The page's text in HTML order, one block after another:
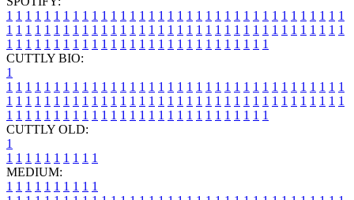
1 1 1 1 1 1 1 1 1 1 1 1 1 1 1 1 1 1 1 1 1 1 1 1 1 1 1 1 1 1 1 1 1 1 1 1
1 1 1 1 1 1 1 1 1 1 1 1 1 1 1 1 1 1 1 1 1 1 1 1 1 1 1 1 1 1 1 1 1 1 1 1
1 1 1 1 1 1 1 1 1 1 1 1 1 1 1 1 1 1 1 1 1 1 1 1 1 1 1 1
CUTTLY BIO:
1
1 1 1 1 1 1 1 1 1 1 1 1 1 1 1 1 1 1 1 1 1 1 1 1 1 1 1 1 1 1 1 1 1 1 1 1
1 1 1 1 1 1 1 1 1 1 1 1 1 1 1 1 1 1 1 1 1 1 1 1 1 1 1 1 1 1 1 1 1 1 1 1
1 1 1 1 1 1 1 1 1 1 1 1 1 1 1 1 1 1 1 1 1 1 1 1 1 1 1 1
CUTTLY OLD:
1
1 1 1 1 1 1 1 1 1 1
MEDIUM:
1 1 1 1 1 1 1 1 1 1